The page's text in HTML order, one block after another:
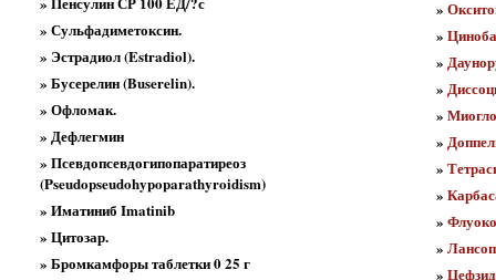
» Сульфадиметоксин.
» Эстрадиол (Estradiol).
» Бусерелин (Buserelin).
» Офломак.
» Дефлегмин
» Псевдопсевдогипопаратиреоз
(Pseudopseudohypoparathyroidism)
» Иматиниб Imatinib
» Цитозар.
» Бромкамфоры таблетки 0 25 г
»
»
»
»
»
»
»
»
»
»
»